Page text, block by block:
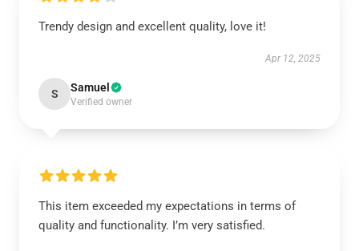
Trendy design and excellent quality, love it!
Apr 12, 2025
S Samuel
Verified owner
This item exceeded my expectations in terms of
quality and functionality. I’m very satisfied.